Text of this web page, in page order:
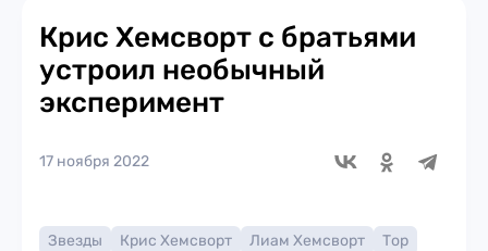
Крис Хемсворт с братьями
устроил необычный
эксперимент
17 ноября 2022
Звезды Крис Хемсворт Лиам Хемсворт
Тор